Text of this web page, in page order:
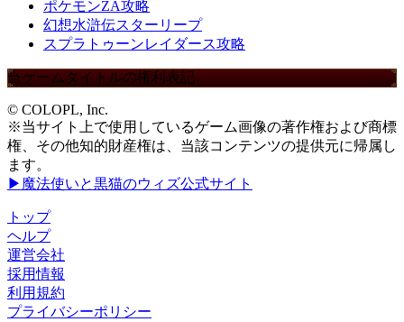
ポケモンZA攻略
幻想水滸伝スターリープ
スプラトゥーンレイダース攻略
当ゲームタイトルの権利表記
© COLOPL, Inc.
※当サイト上で使用しているゲーム画像の著作権および商標
権、その他知的財産権は、当該コンテンツの提供元に帰属し
ます。
▶魔法使いと黒猫のウィズ公式サイト
トップ
ヘルプ
運営会社
採用情報
利用規約
プライバシーポリシー